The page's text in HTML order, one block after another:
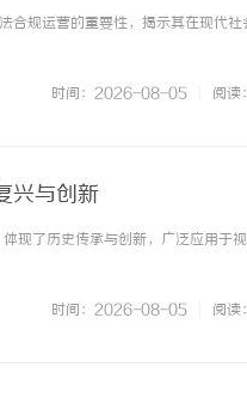
合规运营的重要性，揭示其在现代社
时间：2026-08-05 阅读
兴与创新
现了历史传承与创新，广泛应用于
时间：2026-08-05 阅读